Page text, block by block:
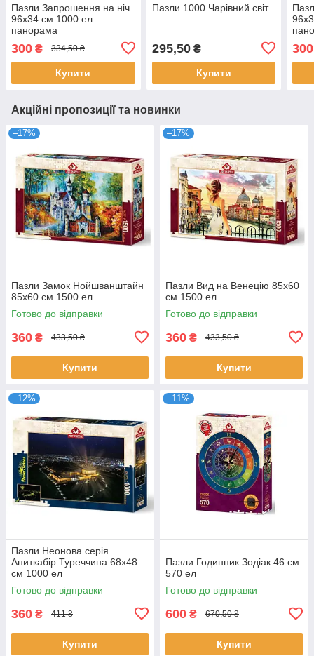
Пазли Запрошення на ніч
96х34 см 1000 ел
панорама
300 ₴ 334,50 ₴
Купити
Пазли 1000 Чарівний світ
295,50₴
Купити
300
Акційні пропозиції та новинки
–17%
Пазли Замок Нойшванштайн
85х60 см 1500 ел
Готово до відправки
360 ₴ 433,50 ₴
Купити
–17%
Пазли Вид на Венецію 85х60
см 1500 ел
Готово до відправки
360 ₴ 433,50 ₴
Купити
–12%
Пазли Неонова серія
Аниткабір Туреччина 68х48
см 1000 ел
Готово до відправки
360 ₴ 411 ₴
Купити
–11%
Пазли Годинник Зодіак 46 см
570 ел
Готово до відправки
600 ₴ 670,50 ₴
Купити